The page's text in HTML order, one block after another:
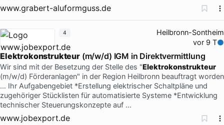
www.grabert-aluformguss.de
Heilbronn-Sontheim
vor 9 T
Elektrokonstrukteur(m/w/d) IGM in Direktvermittlung
Wir sind mit der Besetzung der Stelle des "Elektrokonstrukteur
(m/w/d) Förderanlagen" in der Region Heilbronn beauftragt worden
… Ihr Aufgabengebiet *Erstellung elektrischer Schaltpläne und
zugehöriger Stücklisten für automatisierte Systeme *Entwicklung
technischer Steuerungskonzepte auf …
www.jobexport.de
4